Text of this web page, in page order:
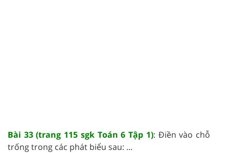
Bài 33 (trang 115 sgk Toán 6 Tập 1): Điền vào chỗ
trống trong các phát biểu sau: ...